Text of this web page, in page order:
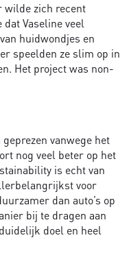
wilde zich recent
Vaseline veel
huidwondjes en
speelden ze slim op in
Het project was non-
vanwege het
nog veel beter op het
is echt van
voor
dan auto’s op
bij te dragen aan
doel en heel